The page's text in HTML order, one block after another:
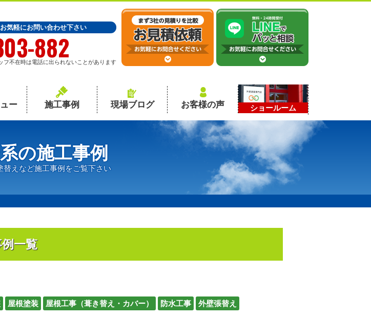
気軽にお問い合わせ下さい
882
不在時は電話に出られないことがあります
ー 施工事例 現場ブログ お客様の声 ショールーム
の施工事例
替えなど施工事例をご覧下さい
一覧
屋根塗装 屋根工事（葺き替え・カバー） 防水工事
外壁張替え